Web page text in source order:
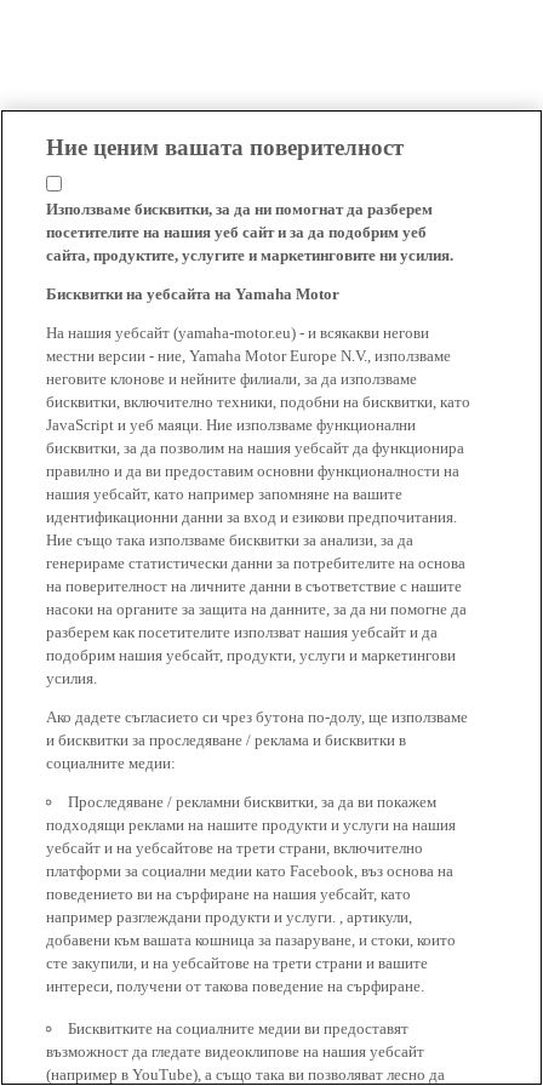
Ние ценим вашата поверителност
Използваме бисквитки, за да ни помогнат да разберем
посетителите на нашия уеб сайт и за да подобрим уеб
сайта, продуктите, услугите и маркетинговите ни усилия.
Бисквитки на уебсайта на Yamaha Motor
На нашия уебсайт (yamaha-motor.eu) - и всякакви негови
местни версии - ние, Yamaha Motor Europe N.V., използваме
неговите клонове и нейните филиали, за да използваме
бисквитки, включително техники, подобни на бисквитки, като
JavaScript и уеб маяци. Ние използваме функционални
бисквитки, за да позволим на нашия уебсайт да функционира
правилно и да ви предоставим основни функционалности на
нашия уебсайт, като например запомняне на вашите
идентификационни данни за вход и езикови предпочитания.
Ние също така използваме бисквитки за анализи, за да
генерираме статистически данни за потребителите на основа
на поверителност на личните данни в съответствие с нашите
насоки на органите за защита на данните, за да ни помогне да
разберем как посетителите използват нашия уебсайт и да
подобрим нашия уебсайт, продукти, услуги и маркетингови
усилия.
Ако дадете съгласието си чрез бутона по-долу, ще използваме
и бисквитки за проследяване / реклама и бисквитки в
социалните медии:
Проследяване / рекламни бисквитки, за да ви покажем
подходящи реклами на нашите продукти и услуги на нашия
уебсайт и на уебсайтове на трети страни, включително
платформи за социални медии като Facebook, въз основа на
поведението ви на сърфиране на нашия уебсайт, като
например разглеждани продукти и услуги. , артикули,
добавени към вашата кошница за пазаруване, и стоки, които
сте закупили, и на уебсайтове на трети страни и вашите
интереси, получени от такова поведение на сърфиране.
Бисквитките на социалните медии ви предоставят
възможност да гледате видеоклипове на нашия уебсайт
(например в YouTube), а също така ви позволяват лесно да